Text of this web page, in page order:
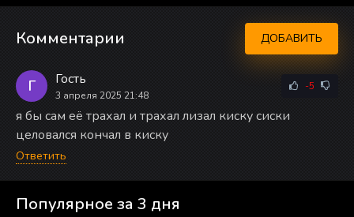
Комментарии ДОБАВИТЬ
Г Гость
3 апреля 2025 21:48
-5
я бы сам её трахал и трахал лизал киску сиски
целовался кончал в киску
Ответить
Популярное за 3 дня